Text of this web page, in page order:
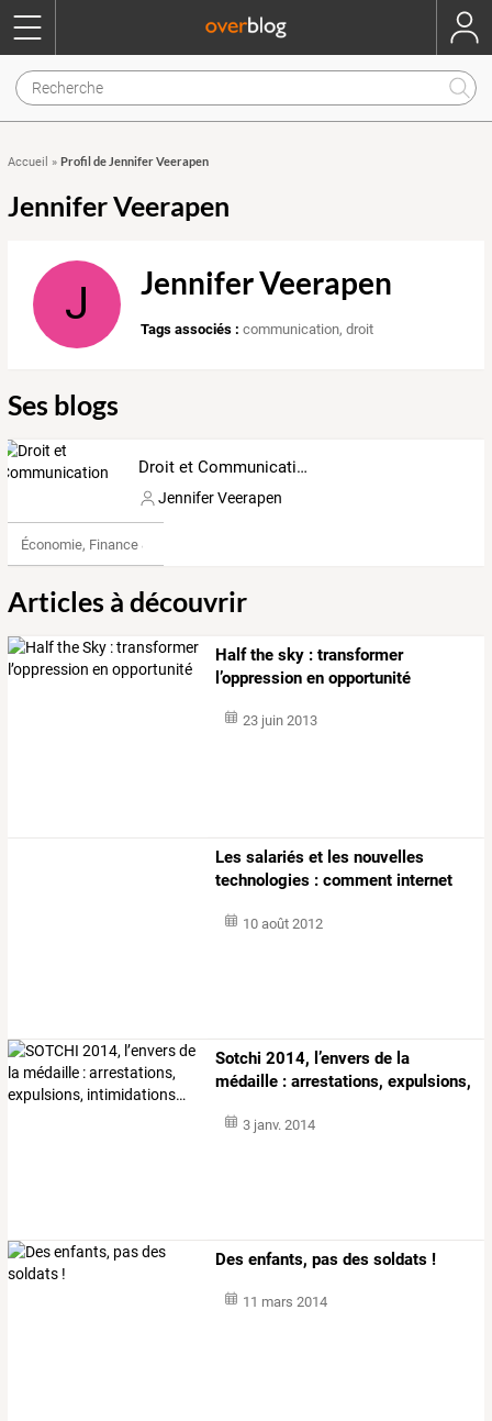
Accueil » Profil de Jennifer Veerapen
Jennifer Veerapen
J Jennifer Veerapen
Tags associés : communication,droit
Ses blogs
Droit et Communication
Jennifer Veerapen
Économie, Finance & Droit
Articles à découvrir
Half the sky : transformer
l’oppression en opportunité
23 juin 2013
Les salariés et les nouvelles
technologies : comment internet
10 août 2012
Sotchi 2014, l’envers de la
médaille : arrestations, expulsions,
3 janv. 2014
Des enfants, pas des soldats !
11 mars 2014